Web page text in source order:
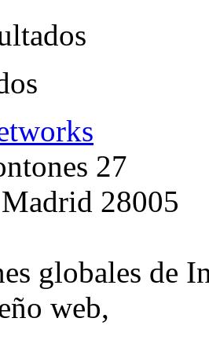
27
28005
globales de
web,